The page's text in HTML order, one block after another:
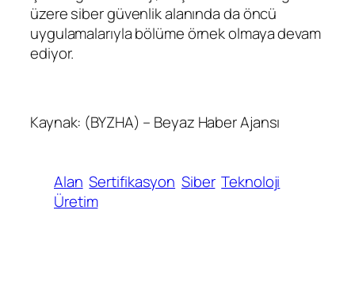
üzere siber güvenlik alanında da öncü
uygulamalarıyla bölüme örnek olmaya devam
ediyor.
Kaynak: (BYZHA) – Beyaz Haber Ajansı
Alan Sertifikasyon Siber Teknoloji
Üretim